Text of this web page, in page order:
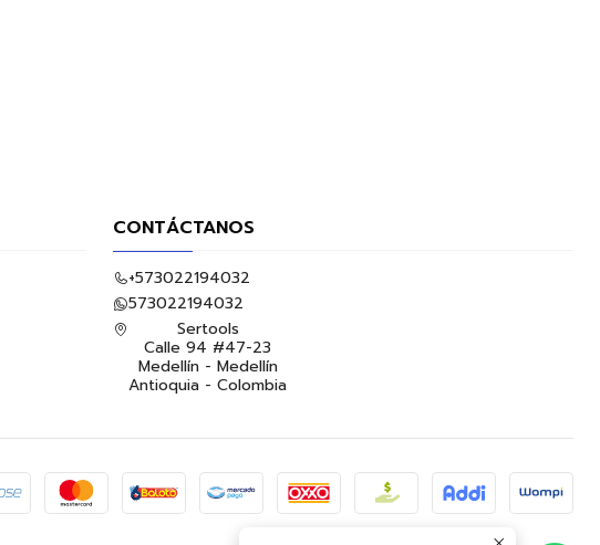
CONTÁCTANOS
+573022194032
573022194032
Sertools
Calle 94 #47-23
Medellín - Medellín
Antioquia - Colombia